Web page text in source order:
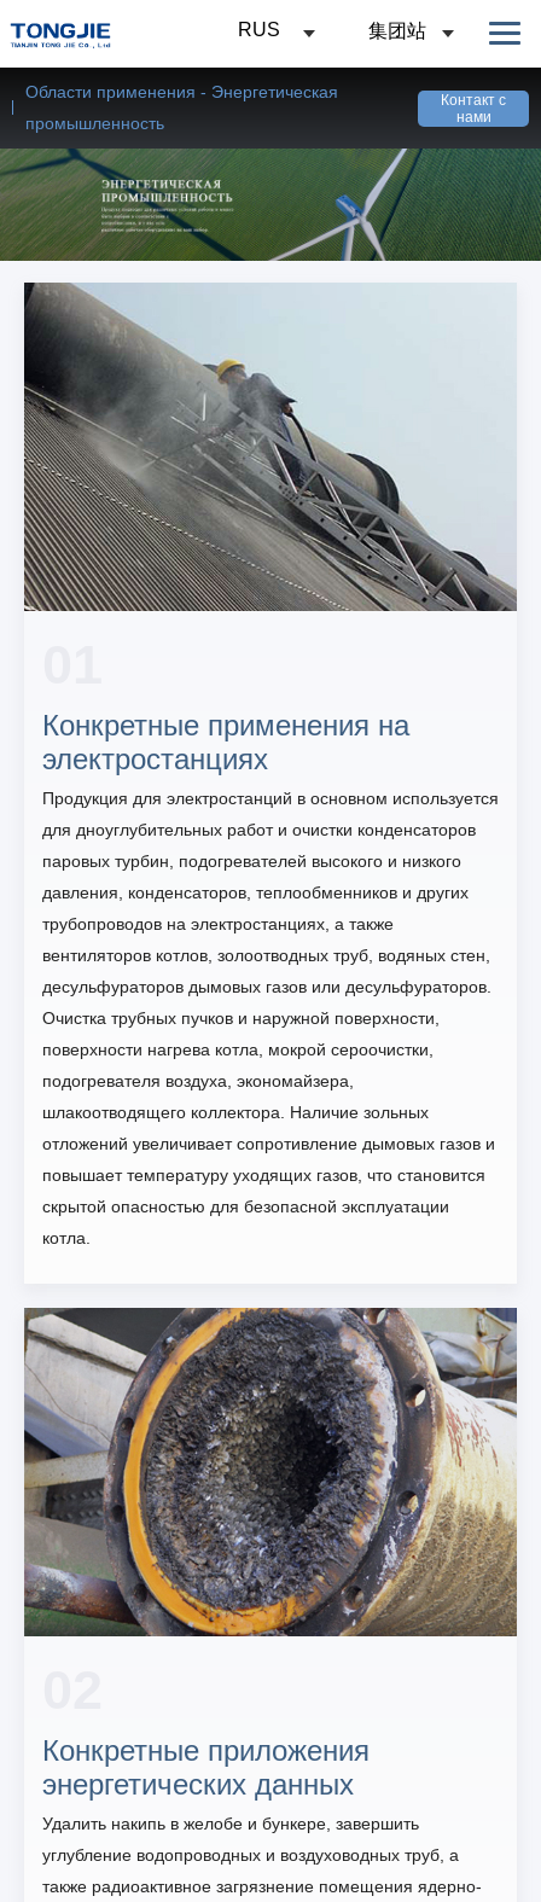
RUS 集团站
Области применения - Энергетическая
промышленность
Контакт с
нами
Конкретные применения на
электростанциях
Продукция для электростанций в основном используется
для дноуглубительных работ и очистки конденсаторов
паровых турбин, подогревателей высокого и низкого
давления, конденсаторов, теплообменников и других
трубопроводов на электростанциях, а также
вентиляторов котлов, золоотводных труб, водяных стен,
десульфураторов дымовых газов или десульфураторов.
Очистка трубных пучков и наружной поверхности,
поверхности нагрева котла, мокрой сероочистки,
подогревателя воздуха, экономайзера,
шлакоотводящего коллектора. Наличие зольных
отложений увеличивает сопротивление дымовых газов и
повышает температуру уходящих газов, что становится
скрытой опасностью для безопасной эксплуатации
котла.
Конкретные приложения
энергетических данных
Удалить накипь в желобе и бункере, завершить
углубление водопроводных и воздуховодных труб, а
также радиоактивное загрязнение помещения ядерно-